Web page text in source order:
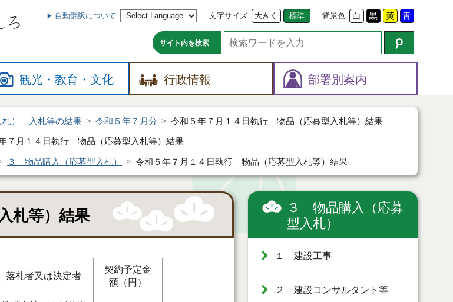
自動翻訳について 文字サイズ 大きく 標準 背景色 白 黒 黄 青
サイト内を検索
観光・教育・文化 行政情報 部署別案内
札） 入札等の結果 令和５年７月分 令和５年７月１４日執行 物品（応募型入札等）結果
７月１４日執行 物品（応募型入札等）結果
３ 物品購入（応募型入札） 令和５年７月１４日執行 物品（応募型入札等）結果
札等）結果
落札者又は決定者
契約予定金
額（円）
３ 物品購入（応募
型入札）
１ 建設工事
２ 建設コンサルタント等